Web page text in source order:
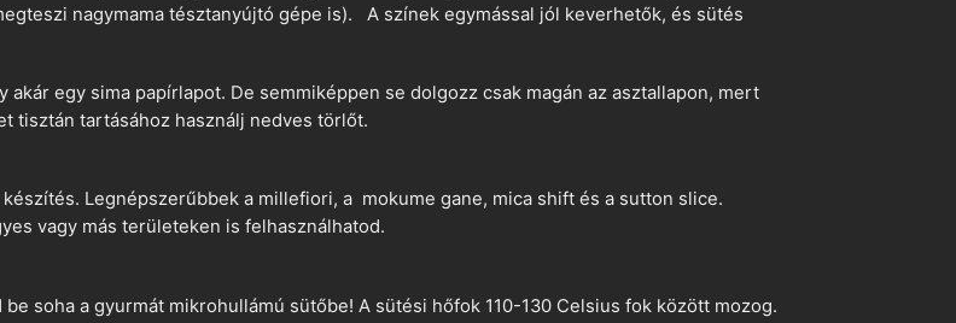
nagymama tésztanyújtó gépe is). A színek egymással jól keverhetők, és sütés
egy sima papírlapot. De semmiképpen se dolgozz csak magán az asztallapon, mert
tisztán tartásához használj nedves törlőt.
Legnépszerűbbek a millefiori, a mokume gane, mica shift és a sutton slice.
vagy más területeken is felhasználhatod.
soha a gyurmát mikrohullámú sütőbe! A sütési hőfok 110-130 Celsius fok között mozog.